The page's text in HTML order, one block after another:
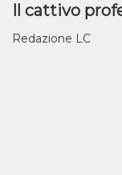
Il cattivo
Redazione LC